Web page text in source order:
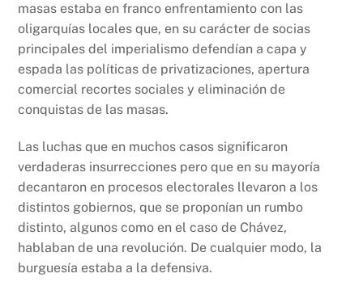
masas estaba en franco enfrentamiento con las
oligarquías locales que, en su carácter de socias
principales del imperialismo defendían a capa y
espada las políticas de privatizaciones, apertura
comercial recortes sociales y eliminación de
conquistas de las masas.
Las luchas que en muchos casos significaron
verdaderas insurrecciones pero que en su mayoría
decantaron en procesos electorales llevaron a los
distintos gobiernos, que se proponían un rumbo
distinto, algunos como en el caso de Chávez,
hablaban de una revolución. De cualquier modo, la
burguesía estaba a la defensiva.